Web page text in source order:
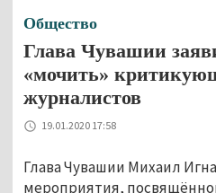
Общество
Глава Чувашии
«мочить»
журналистов
19.01.2020 17:58
Глава Чувашии Михаил
мероприятия,